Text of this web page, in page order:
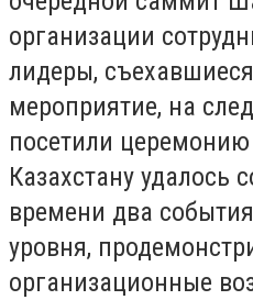
организации
лидеры,
мероприятие, на
посетили
Казахстану удалось
времени два
уровня,
организационные